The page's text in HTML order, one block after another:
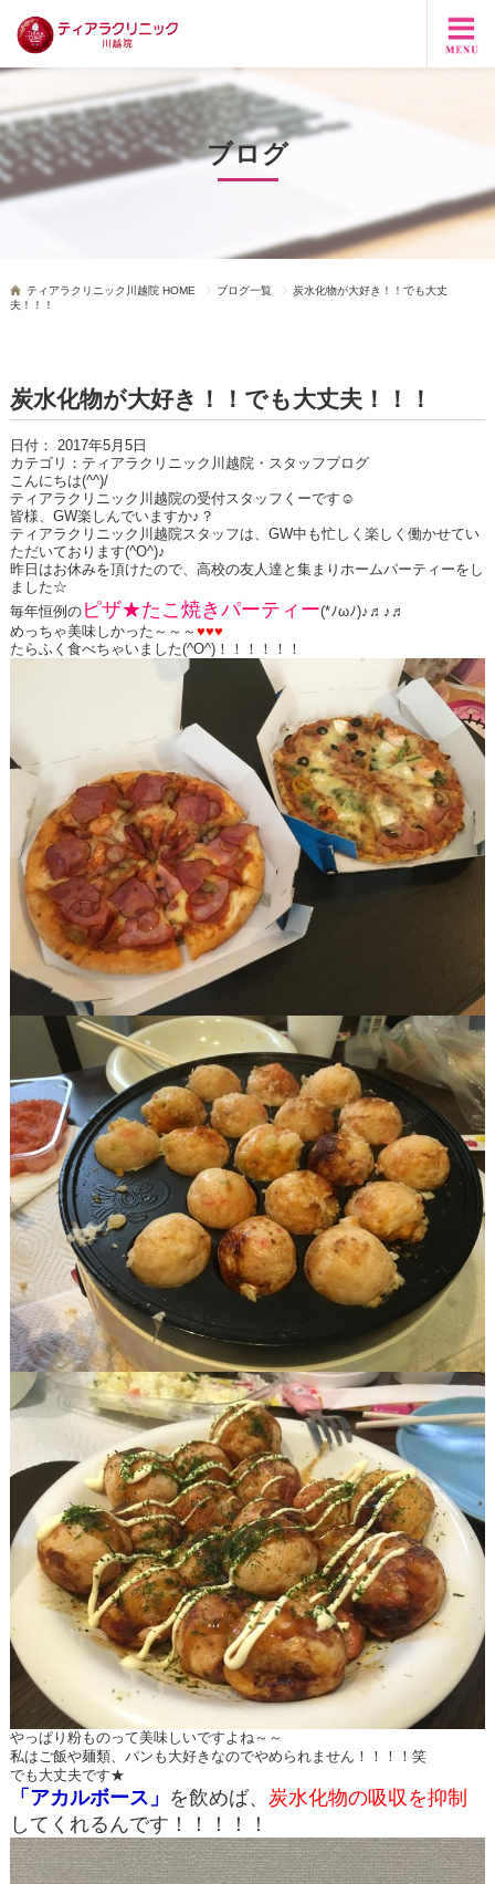
ブログ
ティアラクリニック川越院 HOME ブログ一覧
炭水化物が大好き！！でも大丈
夫！！！
炭水化物が大好き！！でも大丈夫！！！
日付： 2017年5月5日
カテゴリ： ティアラクリニック川越院・スタッフブログ
こんにちは(^^)/
ティアラクリニック川越院の受付スタッフくーです☺
皆様、GW楽しんでいますか♪？
ティアラクリニック川越院スタッフは、GW中も忙しく楽しく働かせてい
ただいております(^O^)♪
昨日はお休みを頂けたので、高校の友人達と集まりホームパーティーをし
ました☆
毎年恒例のピザ★たこ焼きパーティー(*ﾉωﾉ)♪♬♪♬
めっちゃ美味しかった～～～ ♥♥♥
たらふく食べちゃいました(^O^)！！！！！！
やっぱり粉ものって美味しいですよね～～
私はご飯や麺類、パンも大好きなのでやめられません！！！！笑
でも大丈夫です★
「アカルボース」 を飲めば、 炭水化物の吸収を抑制
してくれるんです！！！！！